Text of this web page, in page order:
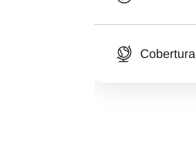
Cobertura